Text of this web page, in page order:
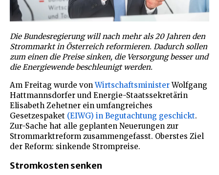
Die Bundesregierung will nach mehr als 20 Jahren den
Strommarkt in Österreich reformieren. Dadurch sollen
zum einen die Preise sinken, die Versorgung besser und
die Energiewende beschleunigt werden.
Am Freitag wurde vonWirtschaftsministerWolfgang
Hattmannsdorfer und Energie-Staatssekretärin
Elisabeth Zehetner ein umfangreiches
Gesetzespaket (EIWG) in Begutachtung geschickt.
Zur-Sache hat alle geplanten Neuerungen zur
Strommarktreform zusammengefasst. Oberstes Ziel
der Reform: sinkende Strompreise.
Stromkosten senken